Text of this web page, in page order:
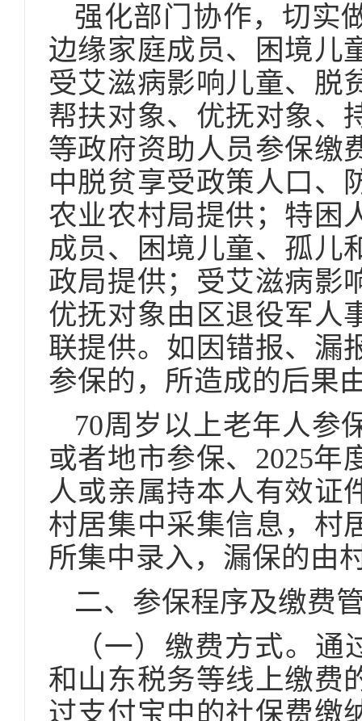
强化部门协作，切实
边缘家庭成员、困境儿
受艾滋病影响儿童、脱
帮扶对象、优抚对象、
等政府资助人员参保缴
中脱贫享受政策人口、
农业农村局提供；特困
成员、困境儿童、孤儿
政局提供；受艾滋病影
优抚对象由区退役军人
联提供。如因错报、漏
参保的，所造成的后果
70周岁以上老年人参
或者地市参保、2025年
人或亲属持本人有效证
村居集中采集信息，村
所集中录入，漏保的由
二、参保程序及缴费
（一）缴费方式。通
和山东税务等线上缴费
过支付宝中的社保费缴